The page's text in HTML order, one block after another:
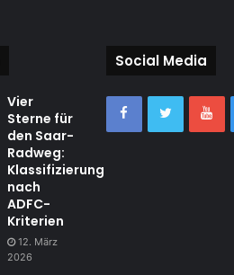
Vier
Sterne für
den Saar-
Radweg:
Klassifizierung
nach
ADFC-
Kriterien
12. März
2026
Social Media